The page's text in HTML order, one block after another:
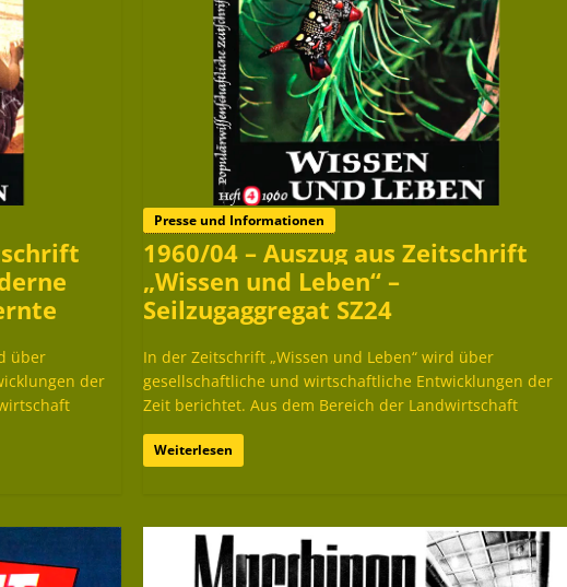
über
der
Presse und Informationen
1960/04 – Auszug aus Zeitschrift
„Wissen und Leben“ –
Seilzugaggregat SZ24
In der Zeitschrift „Wissen und Leben“ wird über
gesellschaftliche und wirtschaftliche Entwicklungen der
Zeit berichtet. Aus dem Bereich der Landwirtschaft
Weiterlesen